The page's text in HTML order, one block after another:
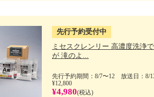
先行予約受付中
ミセスクレンリー 高濃度洗浄
が 滝のよ...
先行予約期間：8/7〜12 放送日：8/
¥12,800
¥4,980(税込)